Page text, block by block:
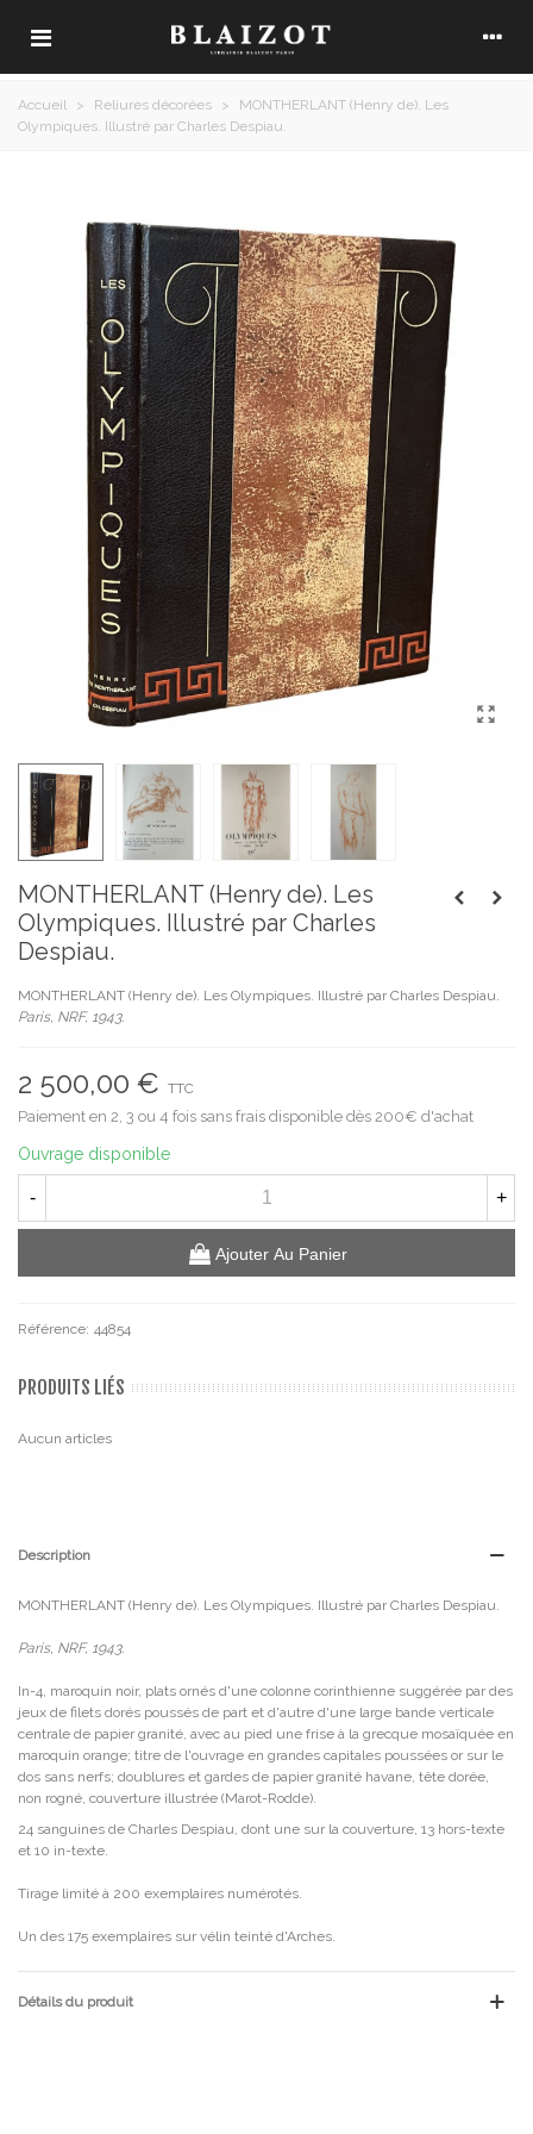
Accueil > Reliures décorées >
MONTHERLANT (Henry de). Les
Olympiques. Illustré par Charles Despiau.
MONTHERLANT (Henry de). Les
Olympiques. Illustré par Charles
Despiau.
MONTHERLANT (Henry de). Les Olympiques. Illustré par Charles Despiau.
Paris, NRF, 1943.
2 500,00 € TTC
Paiement en 2, 3 ou 4 fois sans frais disponible dès 200€ d'achat
Ouvrage disponible
- +
Ajouter Au Panier
Référence: 44854
PRODUITS LIÉS
Aucun articles
Description
MONTHERLANT (Henry de). Les Olympiques. Illustré par Charles Despiau.
Paris, NRF, 1943.
In-4, maroquin noir, plats ornés d'une colonne corinthienne suggérée par des
jeux de filets dorés poussés de part et d'autre d'une large bande verticale
centrale de papier granité, avec au pied une frise à la grecque mosaïquée en
maroquin orange; titre de l'ouvrage en grandes capitales poussées or sur le
dos sans nerfs; doublures et gardes de papier granité havane, tête dorée,
non rogné, couverture illustrée (Marot-Rodde).
24 sanguines de Charles Despiau, dont une sur la couverture, 13 hors-texte
et 10 in-texte.
Tirage limité à 200 exemplaires numérotés.
Un des 175 exemplaires sur vélin teinté d'Arches.
Détails du produit